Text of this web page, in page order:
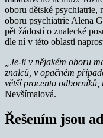
oboru dětské psychiatrie,
oboru psychiatrie Alena
pět žádostí o znalecké
dle ní v této oblasti
„Je-li v nějakém oboru
znalců, v opačném
větší procento odborníků,
Nevšímalová.
Řešením jsou